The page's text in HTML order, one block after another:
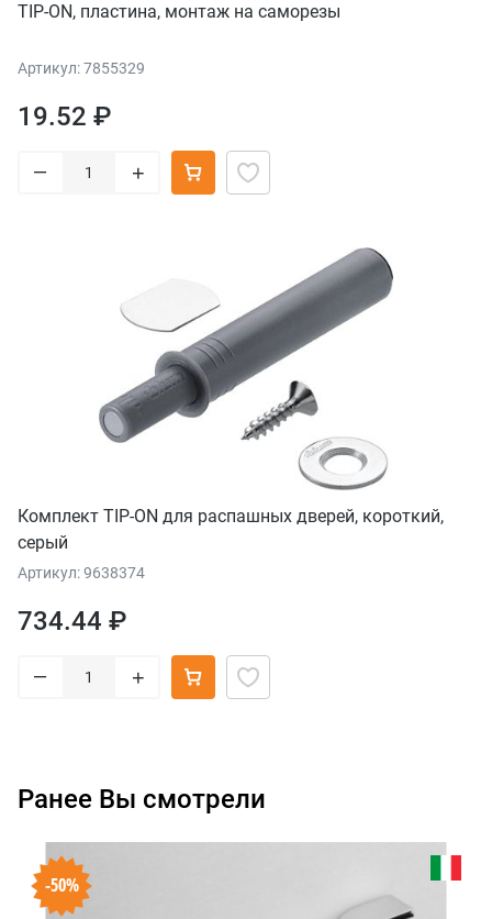
TIP-ON, пластина, монтаж на саморезы
Артикул: 7855329
19.52 ₽
– +
Комплект TIP-ON для распашных дверей, короткий,
серый
Артикул: 9638374
734.44 ₽
– +
Ранее Вы смотрели
-50%